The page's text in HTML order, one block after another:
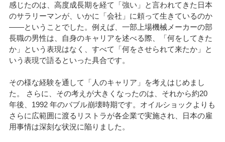
感じたのは、高度成長期を経て「強い」と言われてきた日本
のサラリーマンが、いかに「会社」に頼って生きているのか
——ということでした。例えば、一部上場機械メーカーの部
長職の男性は、自身のキャリアを述べる際、「何をしてきた
か」という表現はなく、すべて「何をさせられて来たか」と
いう表現で語るといった具合です。
その様な経験を通して「人のキャリア」を考えはじめまし
た。 さらに、その考えが大きくなったのは、それから約20
年後、1992 年のバブル崩壊時期です。オイルショックよりも
さらに広範囲に渡るリストラが各企業で実施され、日本の雇
用事情は深刻な状況に陥りました。